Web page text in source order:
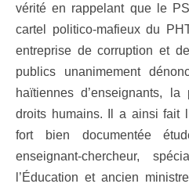
vérité en rappelant que le
cartel politico-mafieux du
entreprise de corruption et
publics unanimement
haïtiennes d’enseignants,
droits humains. Il a ainsi fait
fort bien documentée
enseignant-chercheur,
l’Éducation et ancien